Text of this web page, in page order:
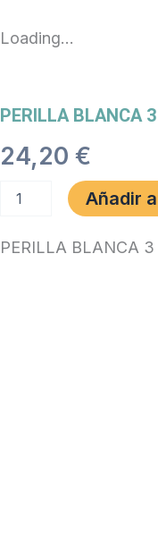
Loading...
PERILLA BLANCA
24,20 €
BLANCA
KG.
Añadir
PERILLA BLANCA